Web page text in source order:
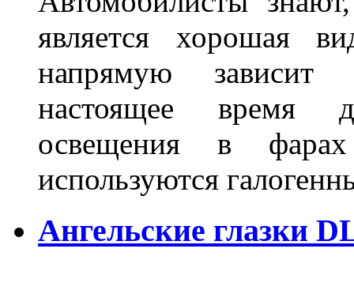
является хорошая
напрямую зависит
настоящее время
освещения в
используются
Ангельские глазки